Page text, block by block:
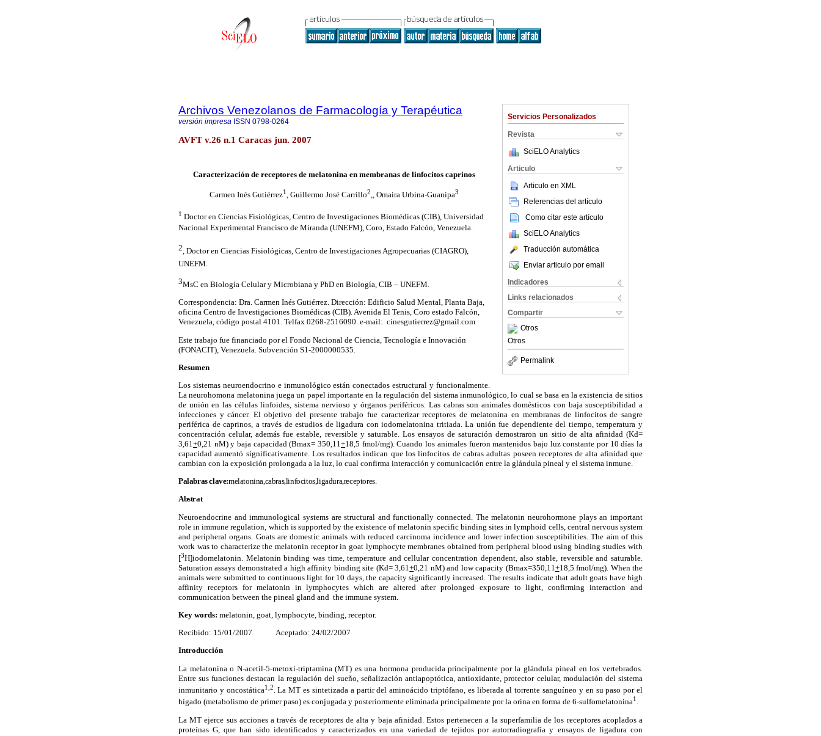
Servicios Personalizados
Revista
SciELO Analytics
Articulo
Articulo en XML
Referencias del artículo
Como citar este artículo
SciELO Analytics
Traducción automática
Enviar articulo por email
Indicadores
Links relacionados
Compartir
Otros
Otros
Permalink
Archivos Venezolanos de Farmacología y Terapéutica
versión impresa ISSN 0798-0264
AVFT v.26 n.1 Caracas jun. 2007
Caracterización de receptores de melatonina en membranas de linfocitos caprinos
Carmen Inés Gutiérrez1 , Guillermo José Carrillo2 ,, Omaira Urbina-Guanipa3
1 Doctor en Ciencias Fisiológicas, Centro de Investigaciones Biomédicas (CIB), Universidad
Nacional Experimental Francisco de Miranda (UNEFM), Coro, Estado Falcón, Venezuela.
2, Doctor en Ciencias Fisiológicas, Centro de Investigaciones Agropecuarias (CIAGRO),
UNEFM.
3MsC en Biología Celular y Microbiana y PhD en Biología, CIB – UNEFM.
Correspondencia: Dra. Carmen Inés Gutiérrez. Dirección: Edificio Salud Mental, Planta Baja,
oficina Centro de Investigaciones Biomédicas (CIB). Avenida El Tenis, Coro estado Falcón,
Venezuela, código postal 4101. Telfax 0268-2516090. e-mail: cinesgutierrez@gmail.com
Este trabajo fue financiado por el Fondo Nacional de Ciencia, Tecnología e Innovación
(FONACIT), Venezuela. Subvención S1-2000000535.
Resumen
Los sistemas neuroendocrino e inmunológico están conectados estructural y funcionalmente.
La neurohomona melatonina juega un papel importante en la regulación del sistema inmunológico, lo cual se basa en la existencia de sitios
de unión en las células linfoides, sistema nervioso y órganos periféricos. Las cabras son animales domésticos con baja susceptibilidad a
infecciones y cáncer. El objetivo del presente trabajo fue caracterizar receptores de melatonina en membranas de linfocitos de sangre
periférica de caprinos, a través de estudios de ligadura con iodomelatonina tritiada. La unión fue dependiente del tiempo, temperatura y
concentración celular, además fue estable, reversible y saturable. Los ensayos de saturación demostraron un sitio de alta afinidad (Kd=
3,61+0,21 nM) y baja capacidad (Bmax= 350,11+18,5 fmol/mg). Cuando los animales fueron mantenidos bajo luz constante por 10 días la
capacidad aumentó significativamente. Los resultados indican que los linfocitos de cabras adultas poseen receptores de alta afinidad que
cambian con la exposición prolongada a la luz, lo cual confirma interacción y comunicación entre la glándula pineal y el sistema inmune.
Palabras clave:melatonina,cabras,linfocitos,ligadura,receptores.
Abstrat
Neuroendocrine and immunological systems are structural and functionally connected. The melatonin neurohormone plays an important
role in immune regulation, which is supported by the existence of melatonin specific binding sites in lymphoid cells, central nervous system
and peripheral organs. Goats are domestic animals with reduced carcinoma incidence and lower infection susceptibilities. The aim of this
work was to characterize the melatonin receptor in goat lymphocyte membranes obtained from peripheral blood using binding studies with
[3H]iodomelatonin. Melatonin binding was time, temperature and cellular concentration dependent, also stable, reversible and saturable.
Saturation assays demonstrated a high affinity binding site (Kd= 3,61+0,21 nM) and low capacity (Bmax=350,11 +18,5 fmol/mg). When the
animals were submitted to continuous light for 10 days, the capacity significantly increased. The results indicate that adult goats have high
affinity receptors for melatonin in lymphocytes which are altered after prolonged exposure to light, confirming interaction and
communication between the pineal gland and the immune system.
Key words: melatonin, goat, lymphocyte, binding, receptor.
Recibido: 15/01/2007
Aceptado: 24/02/2007
Introducción
La melatonina o N-acetil-5-metoxi-triptamina (MT) es una hormona producida principalmente por la glándula pineal en los vertebrados.
Entre sus funciones destacan la regulación del sueño, señalización antiapoptótica, antioxidante, protector celular, modulación del sistema
inmunitario y oncostática1,2. La MT es sintetizada a partir del aminoácido triptófano, es liberada al torrente sanguíneo y en su paso por el
hígado (metabolismo de primer paso) es conjugada y posteriormente eliminada principalmente por la orina en forma de 6-sulfomelatonina1 .
La MT ejerce sus acciones a través de receptores de alta y baja afinidad. Estos pertenecen a la superfamilia de los receptores acoplados a
proteínas G, que han sido identificados y caracterizados en una variedad de tejidos por autorradiografía y ensayos de ligadura con